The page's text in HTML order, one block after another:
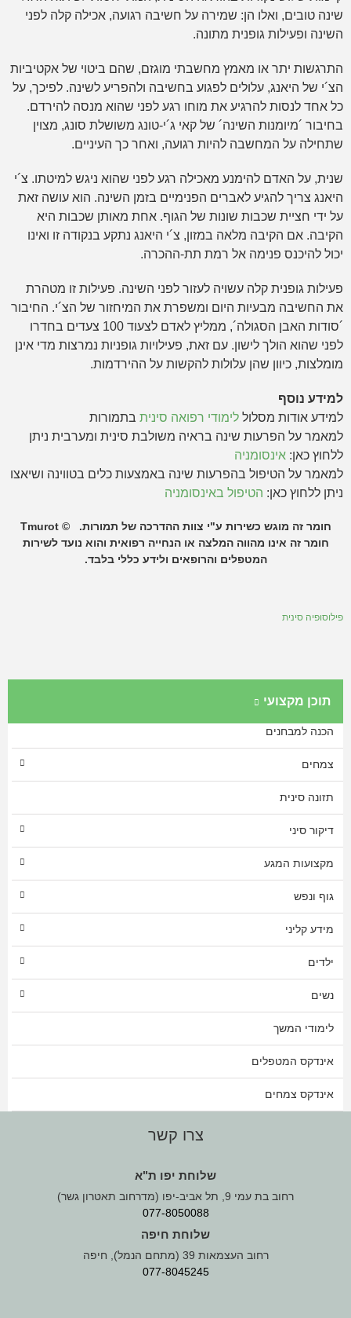
שינה טובים, ואלו הן: שמירה על חשיבה רגועה, אכילה קלה לפני
השינה ופעילות גופנית מתונה.
התרגשות יתר או מאמץ מחשבתי מוגזם, שהם ביטוי של אקטיביות
הצ´י של היאנג, עלולים לפגוע בחשיבה ולהפריע לשינה. לפיכך, על
כל אחד לנסות להרגיע את מוחו רגע לפני שהוא מנסה להירדם.
בחיבור ´מיומנות השינה´ של קאי ג´י-טונג משושלת סונג, מצוין
שתחילה על המחשבה להיות רגועה, ואחר כך העיניים.
שנית, על האדם להימנע מאכילה רגע לפני שהוא ניגש למיטתו. צ´י
היאנג צריך להגיע לאברים הפנימיים בזמן השינה. הוא עושה זאת
על ידי חציית שכבות שונות של הגוף. אחת מאותן שכבות היא
הקיבה. אם הקיבה מלאה במזון, צ´י היאנג נתקע בנקודה זו ואינו
יכול להיכנס פנימה אל רמת תת-ההכרה.
פעילות גופנית קלה עשויה לעזור לפני השינה. פעילות זו מטהרת
את החשיבה מבעיות היום ומשפרת את המיחזור של הצ´י. החיבור
´סודות האבן הסגולה´, ממליץ לאדם לצעוד 100 צעדים בחדרו
לפני שהוא הולך לישון. עם זאת, פעילויות גופניות נמרצות מדי אינן
מומלצות, כיוון שהן עלולות להקשות על ההירדמות.
למידע נוסף
למידע אודות מסלול לימודי רפואה סינית בתמורות
למאמר על הפרעות שינה בראיה משולבת סינית ומערבית ניתן
ללחוץ כאן: אינסומניה
למאמר על הטיפול בהפרעות שינה באמצעות כלים בטווינה ושיאצו
ניתן ללחוץ כאן: הטיפול באינסומניה
חומר זה מוגש כשירות ע"י צוות ההדרכה של תמורות. © Tmurot
חומר זה אינו מהווה המלצה או הנחייה רפואית והוא נועד לשירות
המטפלים והרופאים ולידע כללי בלבד.
פילוסופיה סינית
תוכן מקצועי
הכנה למבחנים
צמחים
תזונה סינית
דיקור סיני
מקצועות המגע
גוף ונפש
מידע קליני
ילדים
נשים
לימודי המשך
אינדקס המטפלים
אינדקס צמחים
צרו קשר
שלוחת יפו ת"א
רחוב בת עמי 9, תל אביב-יפו (מדרחוב תאטרון גשר)
077-8050088
שלוחת חיפה
רחוב העצמאות 39 (מתחם הנמל), חיפה
077-8045245